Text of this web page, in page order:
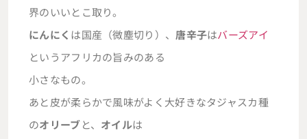
界のいいとこ取り。
にんにく は国産（微塵切り）、 唐辛子はバーズアイ
というアフリカの旨みのある
小さなもの。
あと皮が柔らかで風味がよく大好きなタジャスカ種
のオリーブと、 オイルは